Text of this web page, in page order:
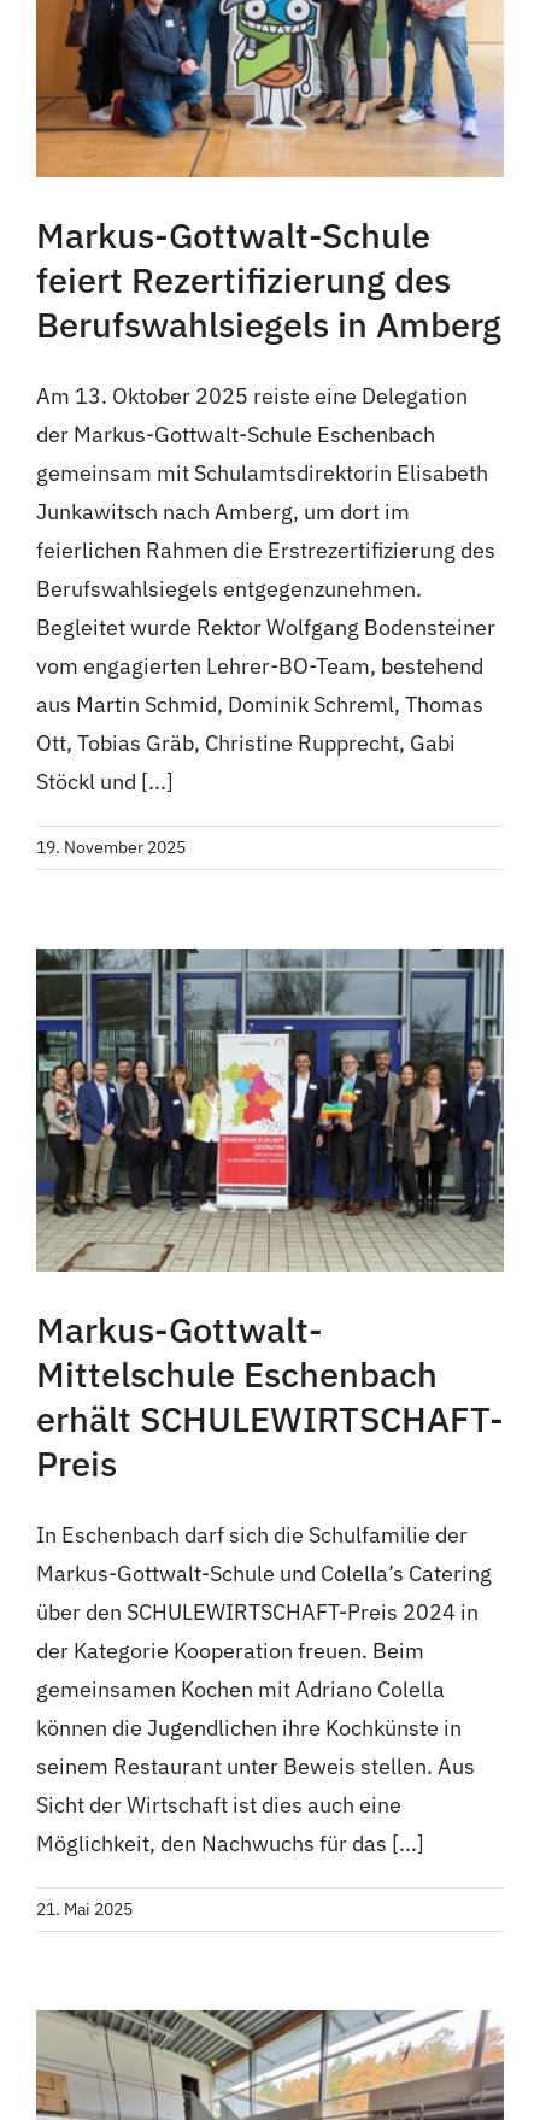
Markus-Gottwalt-Schule
feiert Rezertifizierung des
Berufswahlsiegels in Amberg
Am 13. Oktober 2025 reiste eine Delegation
der Markus-Gottwalt-Schule Eschenbach
gemeinsam mit Schulamtsdirektorin Elisabeth
Junkawitsch nach Amberg, um dort im
feierlichen Rahmen die Erstrezertifizierung des
Berufswahlsiegels entgegenzunehmen.
Begleitet wurde Rektor Wolfgang Bodensteiner
vom engagierten Lehrer-BO-Team, bestehend
aus Martin Schmid, Dominik Schreml, Thomas
Ott, Tobias Gräb, Christine Rupprecht, Gabi
Stöckl und [...]
19. November 2025
Markus-Gottwalt-
Mittelschule Eschenbach
erhält SCHULEWIRTSCHAFT-
Preis
In Eschenbach darf sich die Schulfamilie der
Markus-Gottwalt-Schule und Colella’s Catering
über den SCHULEWIRTSCHAFT-Preis 2024 in
der Kategorie Kooperation freuen. Beim
gemeinsamen Kochen mit Adriano Colella
können die Jugendlichen ihre Kochkünste in
seinem Restaurant unter Beweis stellen. Aus
Sicht der Wirtschaft ist dies auch eine
Möglichkeit, den Nachwuchs für das [...]
21. Mai 2025